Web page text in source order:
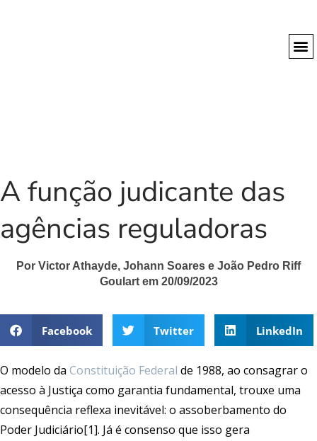
A função judicante das
agências reguladoras
Por Victor Athayde, Johann Soares e João Pedro Riff
Goulart em 20/09/2023
Facebook Twitter LinkedIn
O modelo da Constituição Federal de 1988, ao consagrar o
acesso à Justiça como garantia fundamental, trouxe uma
consequência reflexa inevitável: o assoberbamento do
Poder Judiciário[1]. Já é consenso que isso gera